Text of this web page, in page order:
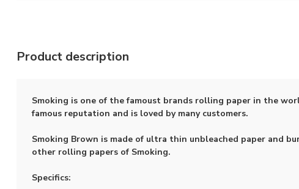
Product description
Smoking is one of the famoust brands rolling paper in the
famous reputation and is loved by many customers.
Smoking Brown is made of ultra thin unbleached paper and
other rolling papers of Smoking.
Specifics: